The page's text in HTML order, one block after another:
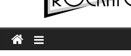
Première édition du Midgard Festival :